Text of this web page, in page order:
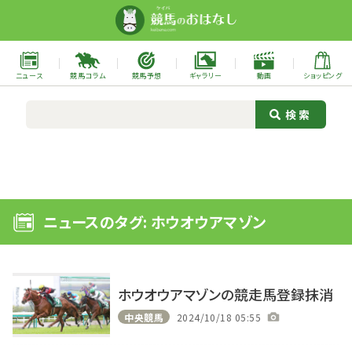
ニュース 競馬コラム 競馬予想 ギャラリー 動画 ショッピング
ニュースのタグ: ホウオウアマゾン
ホウオウアマゾンの競走馬登録抹消
中央競馬 2024/10/18 05:55